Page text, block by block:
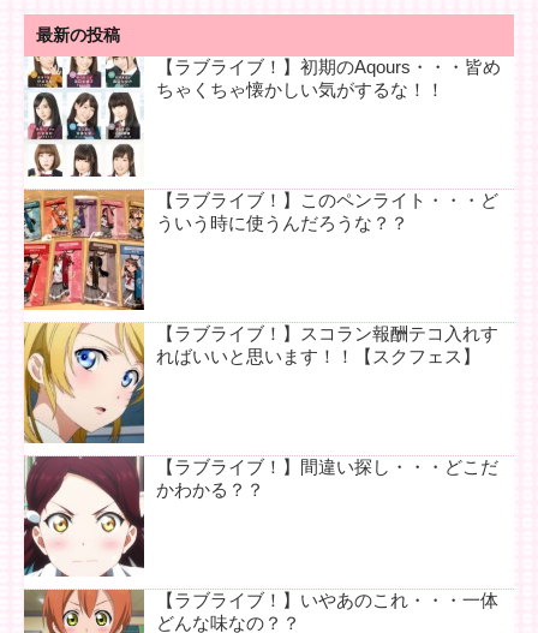
最新の投稿
【ラブライブ！】初期のAqours・・・皆め
ちゃくちゃ懐かしい気がするな！！
【ラブライブ！】このペンライト・・・ど
ういう時に使うんだろうな？？
【ラブライブ！】スコラン報酬テコ入れす
ればいいと思います！！【スクフェス】
【ラブライブ！】間違い探し・・・どこだ
かわかる？？
【ラブライブ！】いやあのこれ・・・一体
どんな味なの？？